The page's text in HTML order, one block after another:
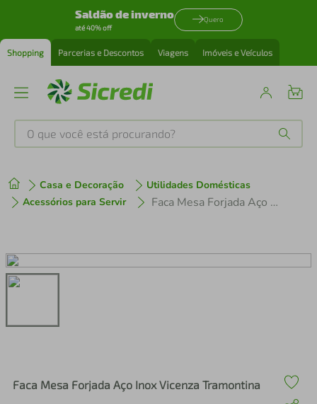
Saldão de inverno
até 40% off
Quero
Shopping Parcerias e Descontos Viagens Imóveis e Veículos
O que você está procurando?
Casa e Decoração
Utilidades Domésticas
Acessórios para Servir
Faca Mesa Forjada Aço Inox Vicenza Tramontina
Faca Mesa Forjada Aço Inox Vicenza Tramontina
1º tenis
3º